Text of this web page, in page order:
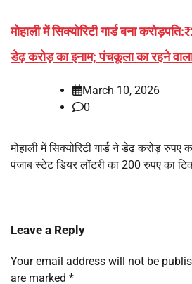
मोहाली में सिक्योरिटी गार्ड बना
डेढ़ करोड़ का इनाम; पंचकूला का रहने
March 10, 2026
0
मोहाली में सिक्योरिटी गार्ड ने डेढ़ करोड़ रुपए
पंजाब स्टेट डियर लॉटरी का 200 रुपए का
Leave a Reply
Your email address will not be
are marked *